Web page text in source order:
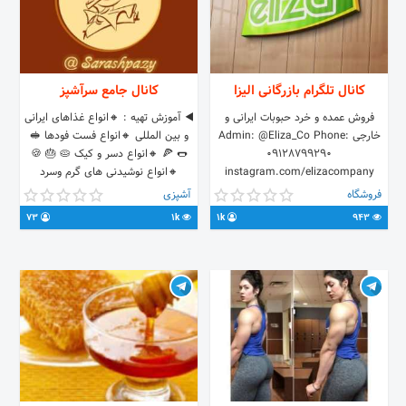
سفارش 👇👇 ٠٩٠١٤٥١٧٧٨٠
@sanazsoltani58
https://t.me/Sanaz_bakery
کانال تلگرام بازرگانى اليزا
فروش عمده و خرد حبوبات ايرانى و
خارجى Admin: @Eliza_Co Phone:
09128799290
instagram.com/elizacompany
SMS: 50002204506 Fax:
02189779421
فروشگاه
1k
کانال جامع سرآشپز
◀️ آموزش تهیه : 🔸️انواع غذاهای ایرانی
و بین المللی 🔸️انواع فست فودها 🥪
🌭 🍕 🔸️انواع دسر و کیک 🥧 🎂 🍪
🔸️انواع نوشیدنی های گرم وسرد
🔸️انواع سالادها 🔸️و ...
آشپزی
1k